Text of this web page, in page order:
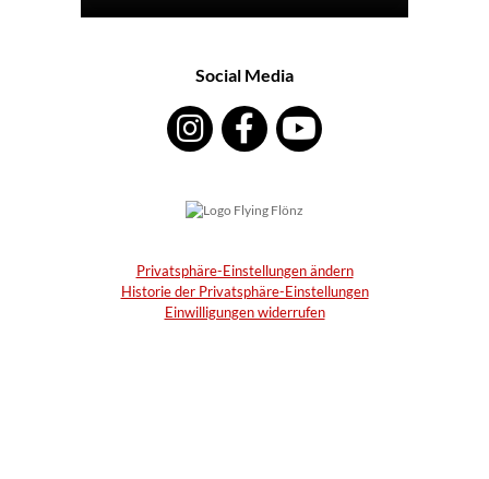
Social Media
Privatsphäre-Einstellungen ändern
Historie der Privatsphäre-Einstellungen
Einwilligungen widerrufen